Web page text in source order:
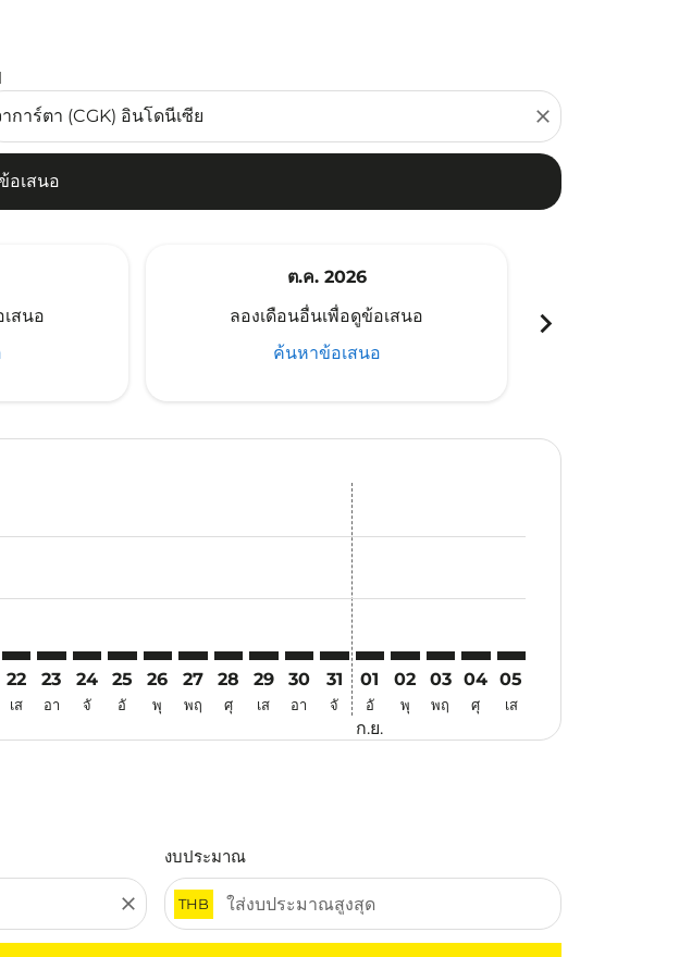
close
อเสนอ
สนอ
สนอ
ต.ค. 2026
ลองเดือนอื่นเพื่อดูข้อเสนอ
ค้นหาข้อเสนอ
chevron_right
cmp-view-offers-disclaimer. ค้นหาข้อเสนอ
cmp-view-offers-disclaimer. ค้นหาข้อเสนอ
MEL–CGK: cmp-view-offers-disclaimer. ค้นหาข้อเสนอ
22
เส
MEL–CGK: cmp-view-offers-disclaimer. ค้นหาข้อเสนอ
23
อา
MEL–CGK: cmp-view-offers-disclaimer. ค้นหาข้อเสนอ
24
จั
MEL–CGK: cmp-view-offers-disclaimer. ค้นหาข้อเสนอ
25
อั
MEL–CGK: cmp-view-offers-disclaimer. ค้นหาข้อเสนอ
26
พุ
MEL–CGK: cmp-view-offers-disclaimer. ค้นหาข้อเสนอ
27
พฤ
MEL–CGK: cmp-view-offers-disclaimer. ค้นหาข้อเสนอ
28
ศุ
MEL–CGK: cmp-view-offers-disclaimer. ค้นหาข้อเสนอ
29
เส
MEL–CGK: cmp-view-offers-disclaimer. ค้นหาข้อ
30
อา
MEL–CGK: cmp-view-offers-disclaimer. ค้น
31
จั
01
อั
ก.ย.
02
พุ
03
พฤ
04
ศุ
05
เส
close
งบประมาณ
THB